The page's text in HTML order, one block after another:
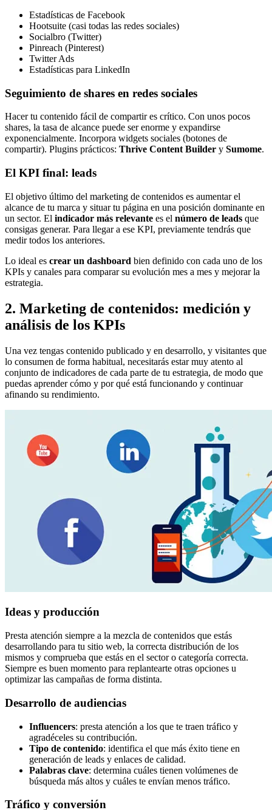
Estadísticas de Facebook
Hootsuite (casi todas las redes sociales)
Socialbro (Twitter)
Pinreach (Pinterest)
Twitter Ads
Estadísticas para LinkedIn
Seguimiento de shares en redes sociales
Hacer tu contenido fácil de compartir es crítico. Con unos pocos
shares, la tasa de alcance puede ser enorme y expandirse
exponencialmente. Incorpora widgets sociales (botones de
compartir). Plugins prácticos: Thrive Content Builder y Sumome.
El KPI final: leads
El objetivo último del marketing de contenidos es aumentar el
alcance de tu marca y situar tu página en una posición dominante en
un sector. El indicador más relevante es el número de leads que
consigas generar. Para llegar a ese KPI, previamente tendrás que
medir todos los anteriores.
Lo ideal es crear un dashboard bien definido con cada uno de los
KPIs y canales para comparar su evolución mes a mes y mejorar la
estrategia.
2. Marketing de contenidos: medición y
análisis de los KPIs
Una vez tengas contenido publicado y en desarrollo, y visitantes que
lo consumen de forma habitual, necesitarás estar muy atento al
conjunto de indicadores de cada parte de tu estrategia, de modo que
puedas aprender cómo y por qué está funcionando y continuar
afinando su rendimiento.
Ideas y producción
Presta atención siempre a la mezcla de contenidos que estás
desarrollando para tu sitio web, la correcta distribución de los
mismos y comprueba que estás en el sector o categoría correcta.
Siempre es buen momento para replantearte otras opciones u
optimizar las campañas de forma distinta.
Desarrollo de audiencias
Influencers: presta atención a los que te traen tráfico y
agradéceles su contribución.
Tipo de contenido: identifica el que más éxito tiene en
generación de leads y enlaces de calidad.
Palabras clave: determina cuáles tienen volúmenes de
búsqueda más altos y cuáles te envían menos tráfico.
Tráfico y conversión